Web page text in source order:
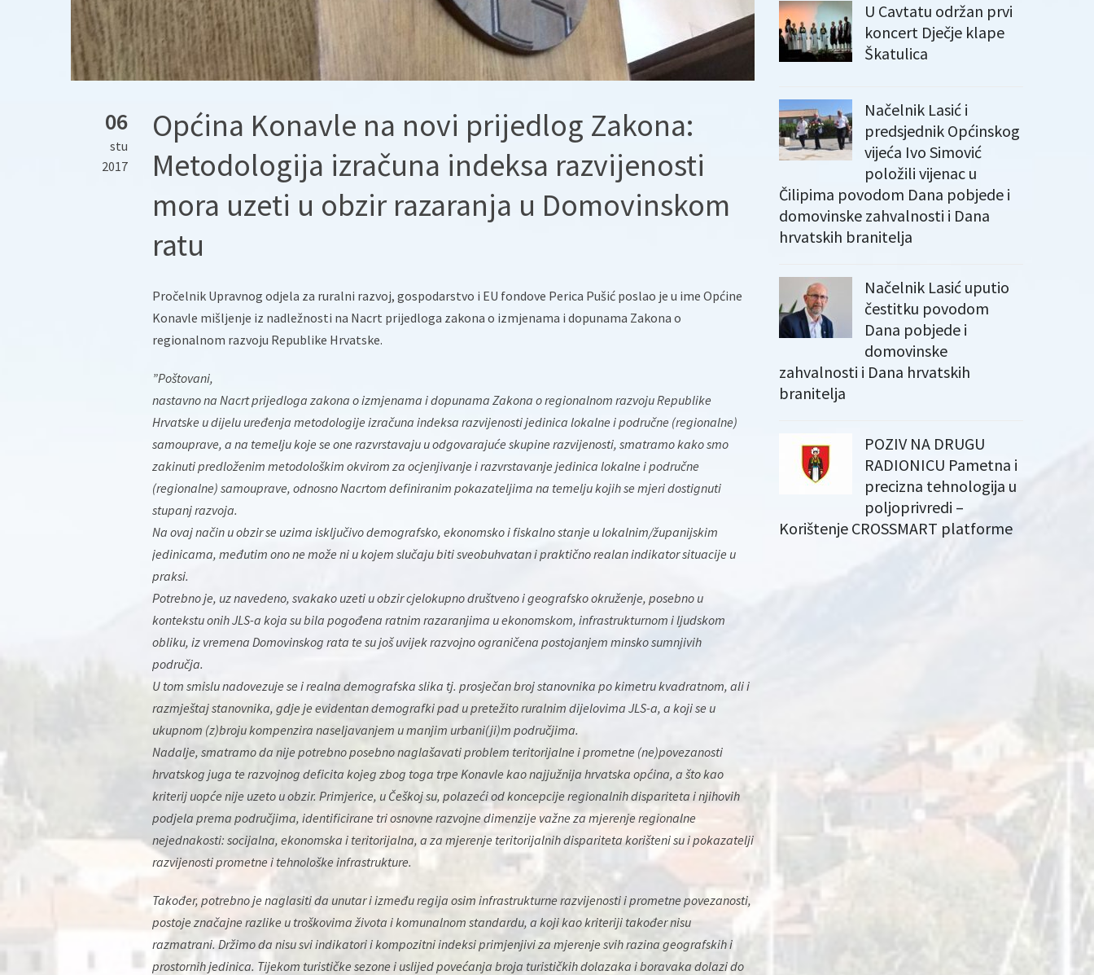
06
stu
2017
Općina Konavle na novi prijedlog Zakona:
Metodologija izračuna indeksa razvijenosti
mora uzeti u obzir razaranja u Domovinskom
ratu
Pročelnik Upravnog odjela za ruralni razvoj, gospodarstvo i EU fondove Perica Pušić poslao je u ime Općine
Konavle mišljenje iz nadležnosti na Nacrt prijedloga zakona o izmjenama i dopunama Zakona o
regionalnom razvoju Republike Hrvatske.
”Poštovani,
nastavno na Nacrt prijedloga zakona o izmjenama i dopunama Zakona o regionalnom razvoju Republike
Hrvatske u dijelu uređenja metodologije izračuna indeksa razvijenosti jedinica lokalne i područne (regionalne)
samouprave, a na temelju koje se one razvrstavaju u odgovarajuće skupine razvijenosti, smatramo kako smo
zakinuti predloženim metodološkim okvirom za ocjenjivanje i razvrstavanje jedinica lokalne i područne
(regionalne) samouprave, odnosno Nacrtom definiranim pokazateljima na temelju kojih se mjeri dostignuti
stupanj razvoja.
Na ovaj način u obzir se uzima isključivo demografsko, ekonomsko i fiskalno stanje u lokalnim/županijskim
jedinicama, međutim ono ne može ni u kojem slučaju biti sveobuhvatan i praktično realan indikator situacije u
praksi.
Potrebno je, uz navedeno, svakako uzeti u obzir cjelokupno društveno i geografsko okruženje, posebno u
kontekstu onih JLS-a koja su bila pogođena ratnim razaranjima u ekonomskom, infrastrukturnom i ljudskom
obliku, iz vremena Domovinskog rata te su još uvijek razvojno ograničena postojanjem minsko sumnjivih
područja.
U tom smislu nadovezuje se i realna demografska slika tj. prosječan broj stanovnika po kimetru kvadratnom, ali i
razmještaj stanovnika, gdje je evidentan demografki pad u pretežito ruralnim dijelovima JLS-a, a koji se u
ukupnom (z)broju kompenzira naseljavanjem u manjim urbani(ji)m područjima.
Nadalje, smatramo da nije potrebno posebno naglašavati problem teritorijalne i prometne (ne)povezanosti
hrvatskog juga te razvojnog deficita kojeg zbog toga trpe Konavle kao najjužnija hrvatska općina, a što kao
kriterij uopće nije uzeto u obzir. Primjerice, u Češkoj su, polazeći od koncepcije regionalnih dispariteta i njihovih
podjela prema područjima, identificirane tri osnovne razvojne dimenzije važne za mjerenje regionalne
nejednakosti: socijalna, ekonomska i teritorijalna, a za mjerenje teritorijalnih dispariteta korišteni su i pokazatelji
razvijenosti prometne i tehnološke infrastrukture.
Također, potrebno je naglasiti da unutar i između regija osim infrastrukturne razvijenosti i prometne povezanosti,
postoje značajne razlike u troškovima života i komunalnom standardu, a koji kao kriteriji također nisu
razmatrani. Držimo da nisu svi indikatori i kompozitni indeksi primjenjivi za mjerenje svih razina geografskih i
prostornih jedinica. Tijekom turističke sezone i uslijed povećanja broja turističkih dolazaka i boravaka dolazi do
U Cavtatu održan prvi
koncert Dječje klape
Škatulica
Načelnik Lasić i
predsjednik Općinskog
vijeća Ivo Simović
položili vijenac u
Čilipima povodom Dana pobjede i
domovinske zahvalnosti i Dana
hrvatskih branitelja
Načelnik Lasić uputio
čestitku povodom
Dana pobjede i
domovinske
zahvalnosti i Dana hrvatskih
branitelja
POZIV NA DRUGU
RADIONICU Pametna i
precizna tehnologija u
poljoprivredi –
Korištenje CROSSMART platforme